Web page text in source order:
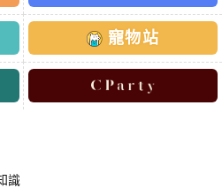
寵物站
識